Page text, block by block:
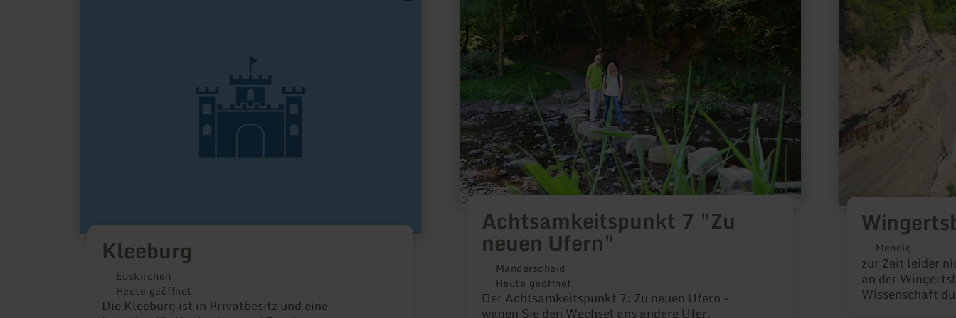
Kleeburg
Euskirchen
Heute geöffnet
Die Kleeburg ist in Privatbesitz und eine
Achtsamkeitspunkt 7 "Zu
neuen Ufern"
Manderscheid
Heute geöffnet
Der Achtsamkeitspunkt 7: Zu neuen Ufern -
wagen Sie den Wechsel ans andere Ufer.
zu:
Achtsamkeitspunkt
7
"Zu
neuen
Ufern"
Mendig
zur Zeit leider
an der
Wissenschaft
zu:
Wingertsbergwand